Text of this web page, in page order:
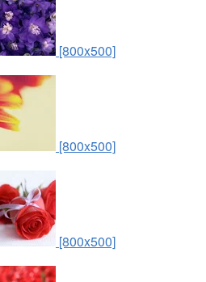
[800x500]
[800x500]
[800x500]